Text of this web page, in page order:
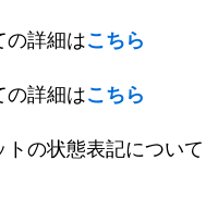
の詳細はこちら
の詳細はこちら
の状態表記について